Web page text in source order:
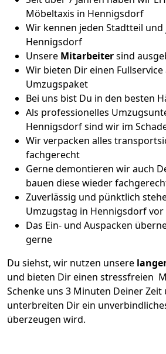
Möbeltaxis in Hennigsdorf
Wir kennen jeden Stadtteil und
Hennigsdorf
Unsere Mitarbeitersind
Wir bieten Dir einen
Umzugspaket
Bei uns bist Du in den besten
Als professionelles
Hennigsdorf sind wir im
Wir verpacken alles
fachgerecht
Gerne demontieren wir auch
bauen diese wieder
Zuverlässig und pünktlich
Umzugstag in Hennigsdorf
Das Ein- und Auspacken
gerne
Du siehst, wir nutzen unsere
und bieten Dir einen stressfreien
Schenke uns 3 Minuten Deiner
unterbreiten Dir ein
überzeugen wird.